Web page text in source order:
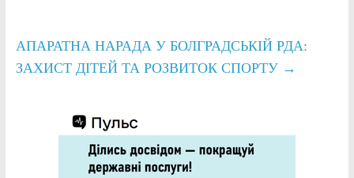
АПАРАТНА НАРАДА У БОЛГРАДСЬКІЙ РДА:
ЗАХИСТ ДІТЕЙ ТА РОЗВИТОК СПОРТУ →